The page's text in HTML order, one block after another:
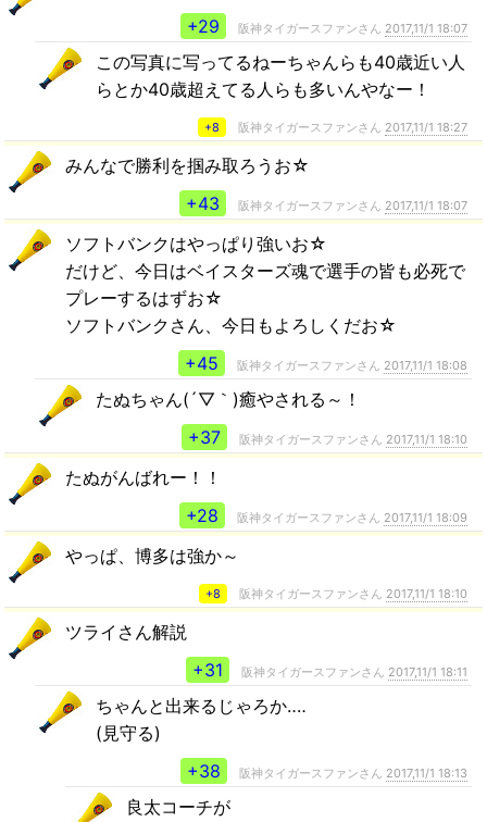
+29
阪神タイガースファンさん 2017,11/1 18:07
この写真に写ってるねーちゃんらも40歳近い人
らとか40歳超えてる人らも多いんやなー！
+8 阪神タイガースファンさん 2017,11/1 18:27
みんなで勝利を掴み取ろうお☆
+43
阪神タイガースファンさん 2017,11/1 18:07
ソフトバンクはやっぱり強いお☆
だけど、今日はベイスターズ魂で選手の皆も必死で
プレーするはずお☆
ソフトバンクさん、今日もよろしくだお☆
+45
阪神タイガースファンさん 2017,11/1 18:08
たぬちゃん(´▽｀)癒やされる～！
+37
阪神タイガースファンさん 2017,11/1 18:10
たぬがんばれー！！
+28
阪神タイガースファンさん 2017,11/1 18:09
やっぱ、博多は強か～
+8 阪神タイガースファンさん 2017,11/1 18:10
ツライさん解説
+31
阪神タイガースファンさん 2017,11/1 18:11
ちゃんと出来るじゃろか‥‥
(見守る)
+38
阪神タイガースファンさん 2017,11/1 18:13
良太コーチが